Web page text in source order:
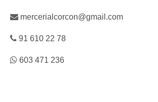
mercerialcorcon@gmail.com
91 610 22 78
603 471 236